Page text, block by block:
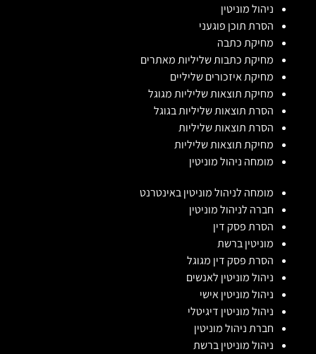
ניהול מוניטין
הסרת תוכן פוגעני
מחיקת כתבה
מחיקת כתבות שליליות מאתרים
מחיקת איזכורים שליליים
מחיקת תוצאות שליליות מגוגל
הסרת תוצאות שליליות בגוגל
הסרת תוצאות שליליות
מחיקת תוצאות שליליות
מומחה ניהול מוניטין
מומחה לניהול מוניטין באינטרנט
חברה לניהול מוניטין
הסרת פסק דין
מוניטין ברשת
הסרת פסק דין מגוגל
ניהול מוניטין לאנשים
ניהול מוניטין אישי
ניהול מוניטין דיגיטלי
חברת ניהול מוניטין
ניהול מוניטין ברשת